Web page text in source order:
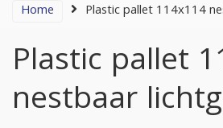
Home Plastic pallet 114x114
Plastic pallet
nestbaar